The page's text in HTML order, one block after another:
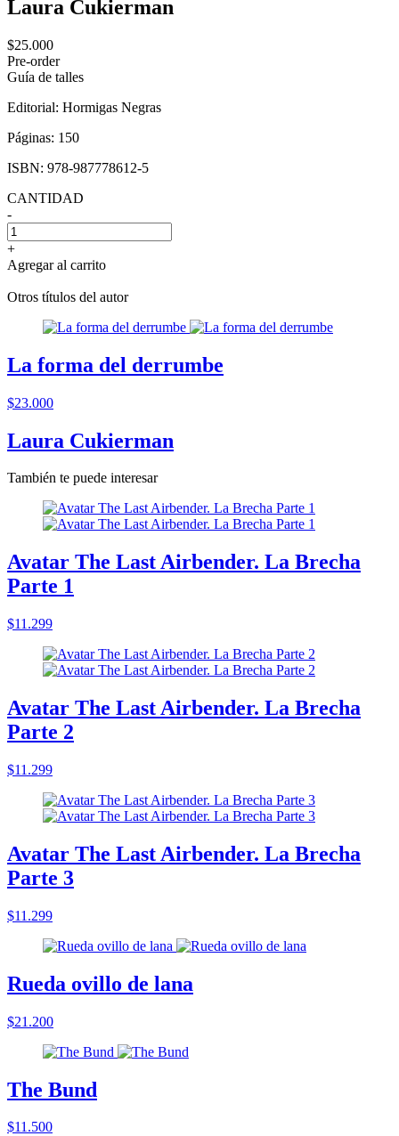
Laura Cukierman
$25.000
Pre-order
Guía de talles
Editorial: Hormigas Negras
Páginas: 150
ISBN: 978-987778612-5
CANTIDAD
-
+
Agregar al carrito
Otros títulos del autor
La forma del derrumbe
$23.000
Laura Cukierman
También te puede interesar
Avatar The Last Airbender. La Brecha
Parte 1
$11.299
Avatar The Last Airbender. La Brecha
Parte 2
$11.299
Avatar The Last Airbender. La Brecha
Parte 3
$11.299
Rueda ovillo de lana
$21.200
The Bund
$11.500